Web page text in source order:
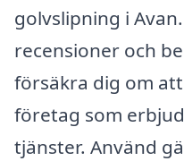
golvslipning i
recensioner och
försäkra dig om
företag som
tjänster. Använd